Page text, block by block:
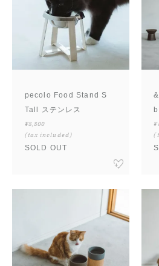
pecolo Food Stand S
Tall ステンレス
¥8,800
(tax included)
SOLD OUT